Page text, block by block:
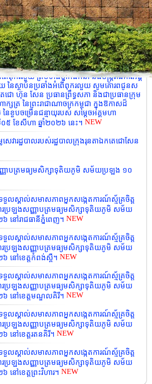
សេវារដ្ឋបាលរបស់រដ្ឋបាលស្រុកដំណាក់ចង្អើរ។
ធផលនៃកិច្ចប្រជុំលេខាធិការដ្ឋាននៃ ស្ថាប័នប្រឆាំង
PAC) លើកទី២២។NEW
តិនីតិកោសលបណ្ឌិត ឱម យ៉ិនទៀង ទេសរដ្ឋមន្រ្តី
ើពុករលួយ ព្រមទាំងថ្នាក់ដឹកនាំ និងមន្រ្ដីរាជការអង្គ
នៃស្ថាប័នប្រឆាំងអំពើពុករលួយ សូមគោរពជូនស
េជោ ហ៊ុន សែន ប្រធានព្រឹទ្ធសភា និងជាប្រធានក្រុម
ាក្សត្រ នៃព្រះរាជាណាចក្រកម្ពុជា ក្នុងឱកាសដ៏
ៃខួបចម្រើនជន្មាយុរបស់ សម្តេចអគ្គមហា
០៥ ខែសីហា ឆ្នាំ២០២៦ នេះ។ NEW
េវារដ្ឋបាលរបស់រដ្ឋបាលក្រុងរុនតាឯកតេជោសែន
ញាបត្រមធ្យមសិក្សាទុតិយភូមិ សម័យប្រឡង ១០
ទួលស្គាល់សមាសភាពអ្នកសង្កេតការណ៍ស្ម័គ្រចិត្ត
ារប្រឡងសញ្ញាបត្រមធ្យមសិក្សាទុតិយភូមិ សម័យ
ៅរាជធានីភ្នំពេញ។ NEW
ទួលស្គាល់សមាសភាពអ្នកសង្កេតការណ៍ស្ម័គ្រចិត្ត
ារប្រឡងសញ្ញាបត្រមធ្យមសិក្សាទុតិយភូមិ សម័យ
នៅខេត្តកំពង់ស្ពឺ។ NEW
ទួលស្គាល់សមាសភាពអ្នកសង្កេតការណ៍ស្ម័គ្រចិត្ត
ារប្រឡងសញ្ញាបត្រមធ្យមសិក្សាទុតិយភូមិ សម័យ
នៅខេត្តមណ្ឌលគិរី។ NEW
ទួលស្គាល់សមាសភាពអ្នកសង្កេតការណ៍ស្ម័គ្រចិត្ត
ារប្រឡងសញ្ញាបត្រមធ្យមសិក្សាទុតិយភូមិ សម័យ
ៅខេត្តរតនគិរី។ NEW
ទួលស្គាល់សមាសភាពអ្នកសង្កេតការណ៍ស្ម័គ្រចិត្ត
ារប្រឡងសញ្ញាបត្រមធ្យមសិក្សាទុតិយភូមិ សម័យ
ៅខេត្តព្រះវិហារ។ NEW